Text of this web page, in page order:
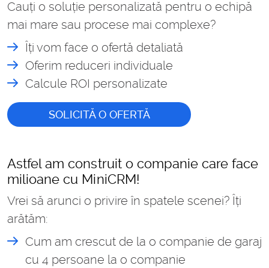
Cauți o soluție personalizată pentru o echipă
mai mare sau procese mai complexe?
Îți vom face o ofertă detaliată
Oferim reduceri individuale
Calcule ROI personalizate
SOLICITĂ O OFERTĂ
Astfel am construit o companie care face
milioane cu MiniCRM!
Vrei să arunci o privire în spatele scenei? Îți
arătăm:
Cum am crescut de la o companie de garaj
cu 4 persoane la o companie